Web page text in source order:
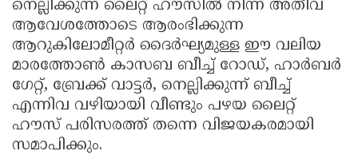
നെല്ലിക്കുന്ന് ലൈറ്റ് ഹൗസിൽ നിന്ന് അതീവ
ആവേശത്തോടെ ആരംഭിക്കുന്ന
ആറുകിലോമീറ്റർ ദൈർഘ്യമുള്ള ഈ വലിയ
മാരത്തോൺ കാസബ ബീച്ച് റോഡ്, ഹാർബർ
ഗേറ്റ്, ബ്രേക്ക് വാട്ടർ, നെല്ലിക്കുന്ന് ബീച്ച്
എന്നിവ വഴിയായി വീണ്ടും പഴയ ലൈറ്റ്
ഹൗസ് പരിസരത്ത് തന്നെ വിജയകരമായി
സമാപിക്കും.